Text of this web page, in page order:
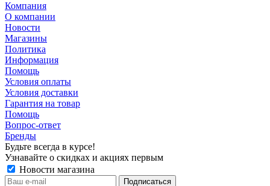
Компания
О компании
Новости
Магазины
Политика
Информация
Помощь
Условия оплаты
Условия доставки
Гарантия на товар
Помощь
Вопрос-ответ
Бренды
Будьте всегда в курсе!
Узнавайте о скидках и акциях первым
Новости магазина